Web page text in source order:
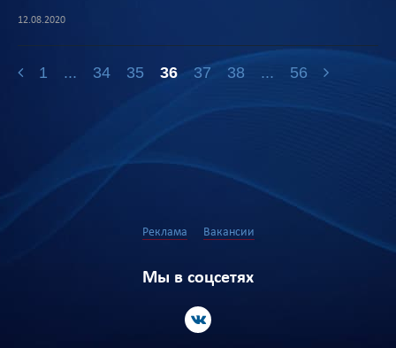
12.08.2020
1 ... 34 35 36 37 38 ... 56
Реклама Вакансии
Мы в соцсетях